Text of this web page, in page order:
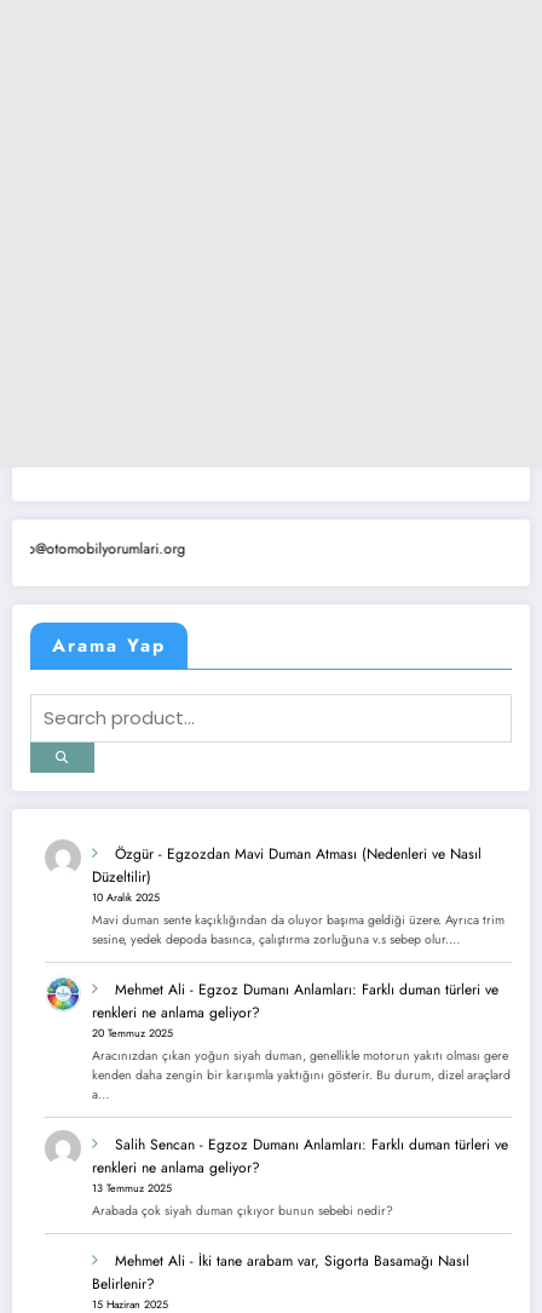
Arama Yap
Özgür - Egzozdan Mavi Duman Atması (Nedenleri ve Nasıl
Düzeltilir)
10 Aralık 2025
Mavi duman sente kaçıklığından da oluyor başıma geldiği üzere. Ayrıca trim
sesine, yedek depoda basınca, çalıştırma zorluğuna v.s sebep olur.…
Mehmet Ali - Egzoz Dumanı Anlamları: Farklı duman türleri ve
renkleri ne anlama geliyor?
20 Temmuz 2025
Aracınızdan çıkan yoğun siyah duman, genellikle motorun yakıtı olması gere
kenden daha zengin bir karışımla yaktığını gösterir. Bu durum, dizel araçlard
a…
Salih Sencan - Egzoz Dumanı Anlamları: Farklı duman türleri ve
renkleri ne anlama geliyor?
13 Temmuz 2025
Arabada çok siyah duman çıkıyor bunun sebebi nedir?
Mehmet Ali - İki tane arabam var, Sigorta Basamağı Nasıl
Belirlenir?
15 Haziran 2025